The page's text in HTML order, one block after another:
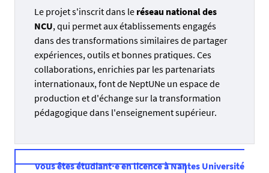
Le projet s'inscrit dans le réseau national des
NCU, qui permet aux établissements engagés
dans des transformations similaires de partager
expériences, outils et bonnes pratiques. Ces
collaborations, enrichies par les partenariats
internationaux, font de NeptUNe un espace de
production et d'échange sur la transformation
pédagogique dans l'enseignement supérieur.
Vous êtes étudiant·e en licence à Nantes Université